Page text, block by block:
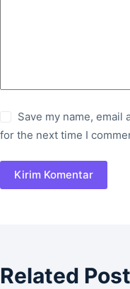
Save my name,
for the next time I
Kirim Komentar
Related